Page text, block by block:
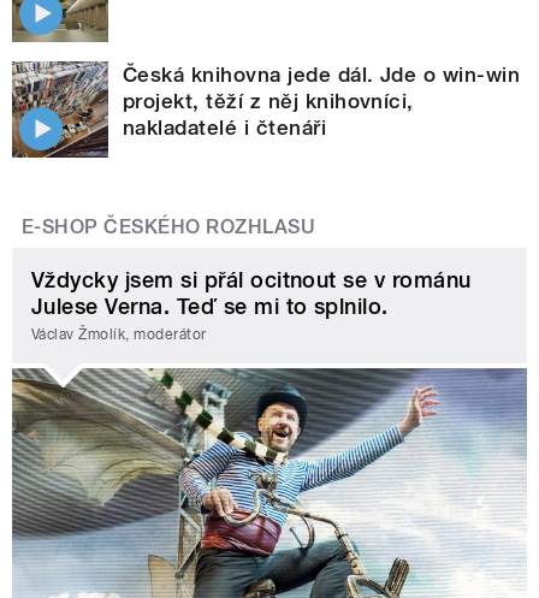
Česká knihovna jede dál. Jde o win-win
projekt, těží z něj knihovníci,
nakladatelé i čtenáři
E-SHOP ČESKÉHO ROZHLASU
Vždycky jsem si přál ocitnout se v románu
Julese Verna. Teď se mi to splnilo.
Václav Žmolík, moderátor